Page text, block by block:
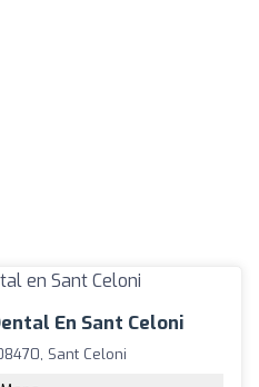
En Sant Celoni
Sant Celoni